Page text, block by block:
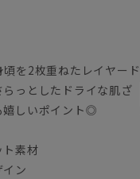
を2枚重ねたレイヤード
っとしたドライな肌ざ
嬉しいポイント◎
ト素材
ン